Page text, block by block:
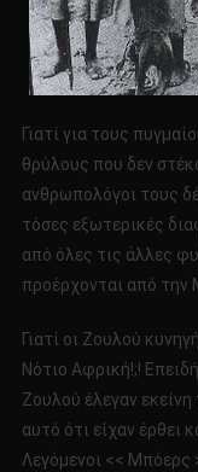
Γιατί για τους
θρύλους που δεν
ανθρωπολόγοι τους
τόσες εξωτερικές
από όλες τις άλλες
προέρχονται από την
Γιατί οι Ζουλού
Νότιο Αφρική!;!
Ζουλού έλεγαν
αυτό ότι είχαν έρθει
Λεγόμενοι << Μπόερς